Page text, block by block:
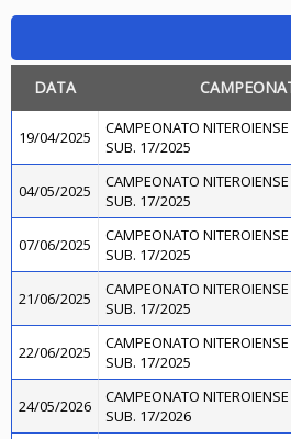
DATA
19/04/2025
CAMPEONATO
SUB. 17/2025
04/05/2025
CAMPEONATO
SUB. 17/2025
07/06/2025
CAMPEONATO
SUB. 17/2025
21/06/2025
CAMPEONATO
SUB. 17/2025
22/06/2025
CAMPEONATO
SUB. 17/2025
24/05/2026
CAMPEONATO
SUB. 17/2026